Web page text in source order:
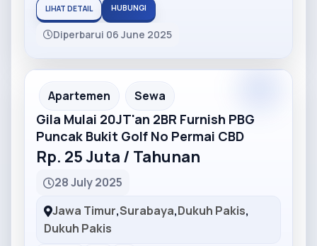
LIHAT DETAIL HUBUNGI
Diperbarui 06 June 2025
Partner Ad
Apartemen Sewa
Gila Mulai 20JT'an 2BR Furnish PBG
Puncak Bukit Golf No Permai CBD
Rp. 25 Juta / Tahunan
28 July 2025
Jawa Timur,Surabaya,Dukuh Pakis,
Dukuh Pakis